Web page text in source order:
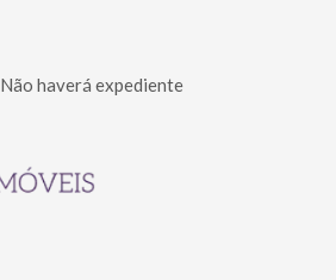
Não haverá expediente